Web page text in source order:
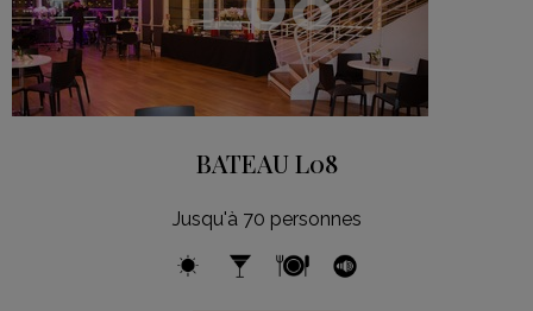
BATEAU L08
Jusqu'à 70 personnes